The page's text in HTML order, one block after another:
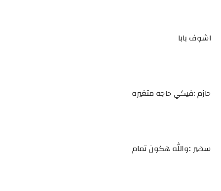
اشوف بابا
حازم :فيكي حاجه متغيره
سهير :والله هكون تمام